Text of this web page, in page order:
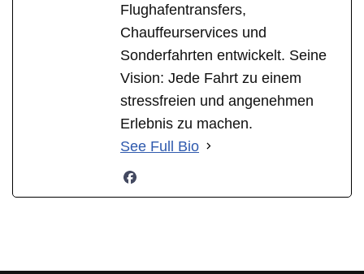
Flughafentransfers,
Chauffeurservices und
Sonderfahrten entwickelt. Seine
Vision: Jede Fahrt zu einem
stressfreien und angenehmen
Erlebnis zu machen.
See Full Bio